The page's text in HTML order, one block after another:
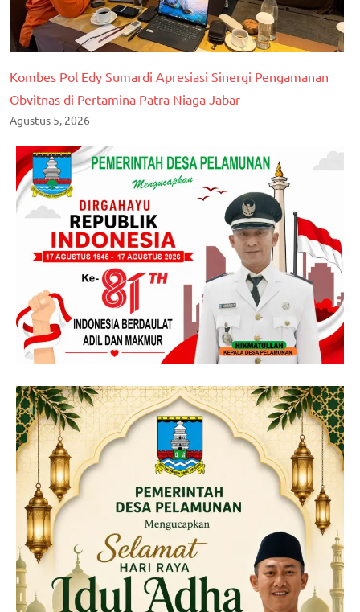
Kombes Pol Edy Sumardi Apresiasi Sinergi Pengamanan
Obvitnas di Pertamina Patra Niaga Jabar
Agustus 5, 2026